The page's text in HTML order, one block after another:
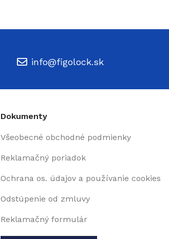
info@figolock.sk
Dokumenty
Všeobecné obchodné podmienky
Reklamačný poriadok
Ochrana os. údajov a používanie cookies
Odstúpenie od zmluvy
Reklamačný formulár